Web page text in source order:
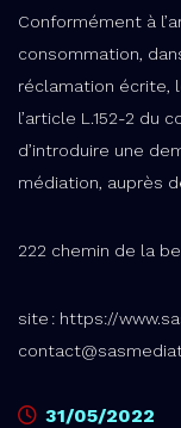
Conformément à
consommation,
réclamation écrite,
l’article L.152-2 du
d’introduire une
médiation, auprès
222 chemin de la
site : https://
31/05/2022